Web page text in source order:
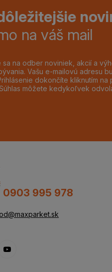
na váš mail
sa na odber noviniek, akcií a
Vašu e-mailovú adresu
dokončíte kliknutím
môžete kedykoľvek
0903 995 978